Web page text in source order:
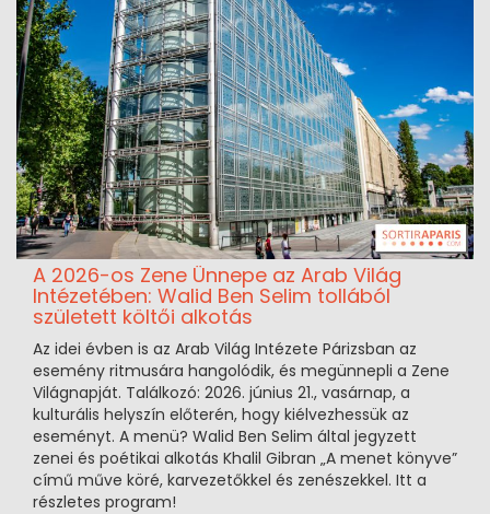
A 2026-os Zene Ünnepe az Arab Világ
Intézetében: Walid Ben Selim tollából
született költői alkotás
Az idei évben is az Arab Világ Intézete Párizsban az
esemény ritmusára hangolódik, és megünnepli a Zene
Világnapját. Találkozó: 2026. június 21., vasárnap, a
kulturális helyszín előterén, hogy kiélvezhessük az
eseményt. A menü? Walid Ben Selim által jegyzett
zenei és poétikai alkotás Khalil Gibran „A menet könyve”
című műve köré, karvezetőkkel és zenészekkel. Itt a
részletes program!